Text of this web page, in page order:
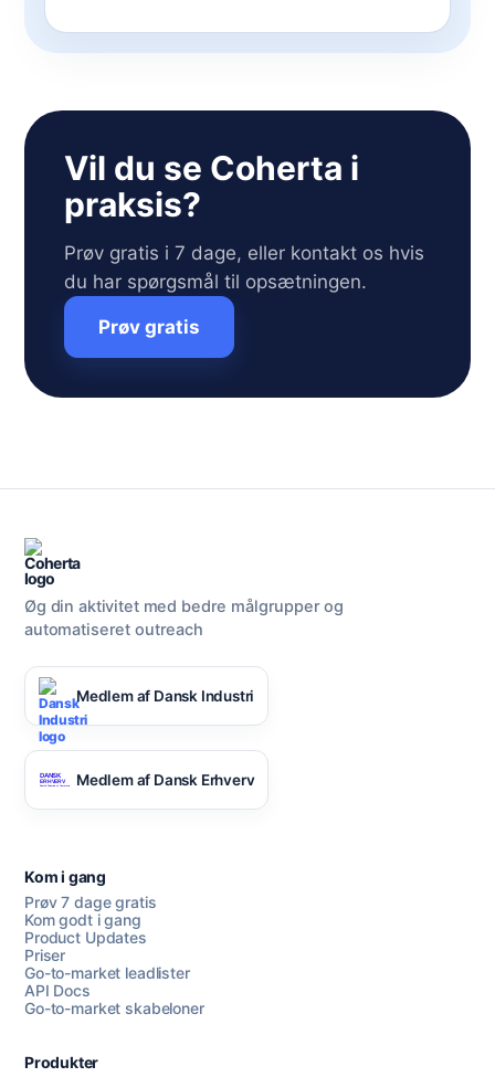
Vil du se Coherta i
praksis?
Prøv gratis i 7 dage, eller kontakt os hvis
du har spørgsmål til opsætningen.
Prøv gratis
Øg din aktivitet med bedre målgrupper og
automatiseret outreach
Medlem af Dansk Industri
Medlem af Dansk Erhverv
Kom i gang
Prøv 7 dage gratis
Kom godt i gang
Product Updates
Priser
Go-to-market leadlister
API Docs
Go-to-market skabeloner
Produkter